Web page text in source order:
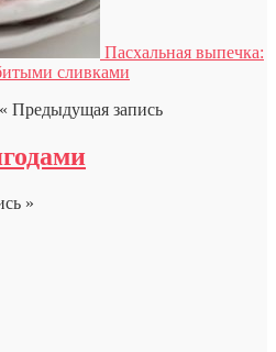
Пасхальная выпечка:
сливками
« Предыдущая запись
»